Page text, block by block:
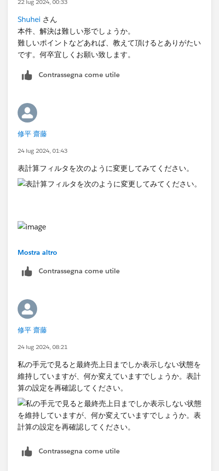
Shuhei さん
本件、解決は難しい形でしょうか。
難しいポイントなどあれば、教えて頂けるとありがたい
です。何卒宜しくお願い致します。
Contrassegna come utile
修平 齋藤
24 lug 2024, 01:43
表計算フィルタを次のように変更してみてください。
Mostra altro
Contrassegna come utile
修平 齋藤
24 lug 2024, 08:21
私の手元で見ると最終売上日までしか表示しない状態を
維持していますが、何か変えていますでしょうか。表計
算の設定を再確認してください。
Contrassegna come utile